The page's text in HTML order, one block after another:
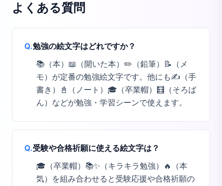
よくある質問
Q.勉強の絵文字はどれですか？
📚（本）📖（開いた本）✏️（鉛筆）📝（メ
モ）が定番の勉強絵文字です。他にも✍️（手
書き）📓（ノート）🎓（卒業帽）🧮（そろば
ん）などが勉強・学習シーンで使えます。
Q.受験や合格祈願に使える絵文字は？
🎓（卒業帽）📚✨（キラキラ勉強）🔥（本
気）を組み合わせると受験応援や合格祈願の